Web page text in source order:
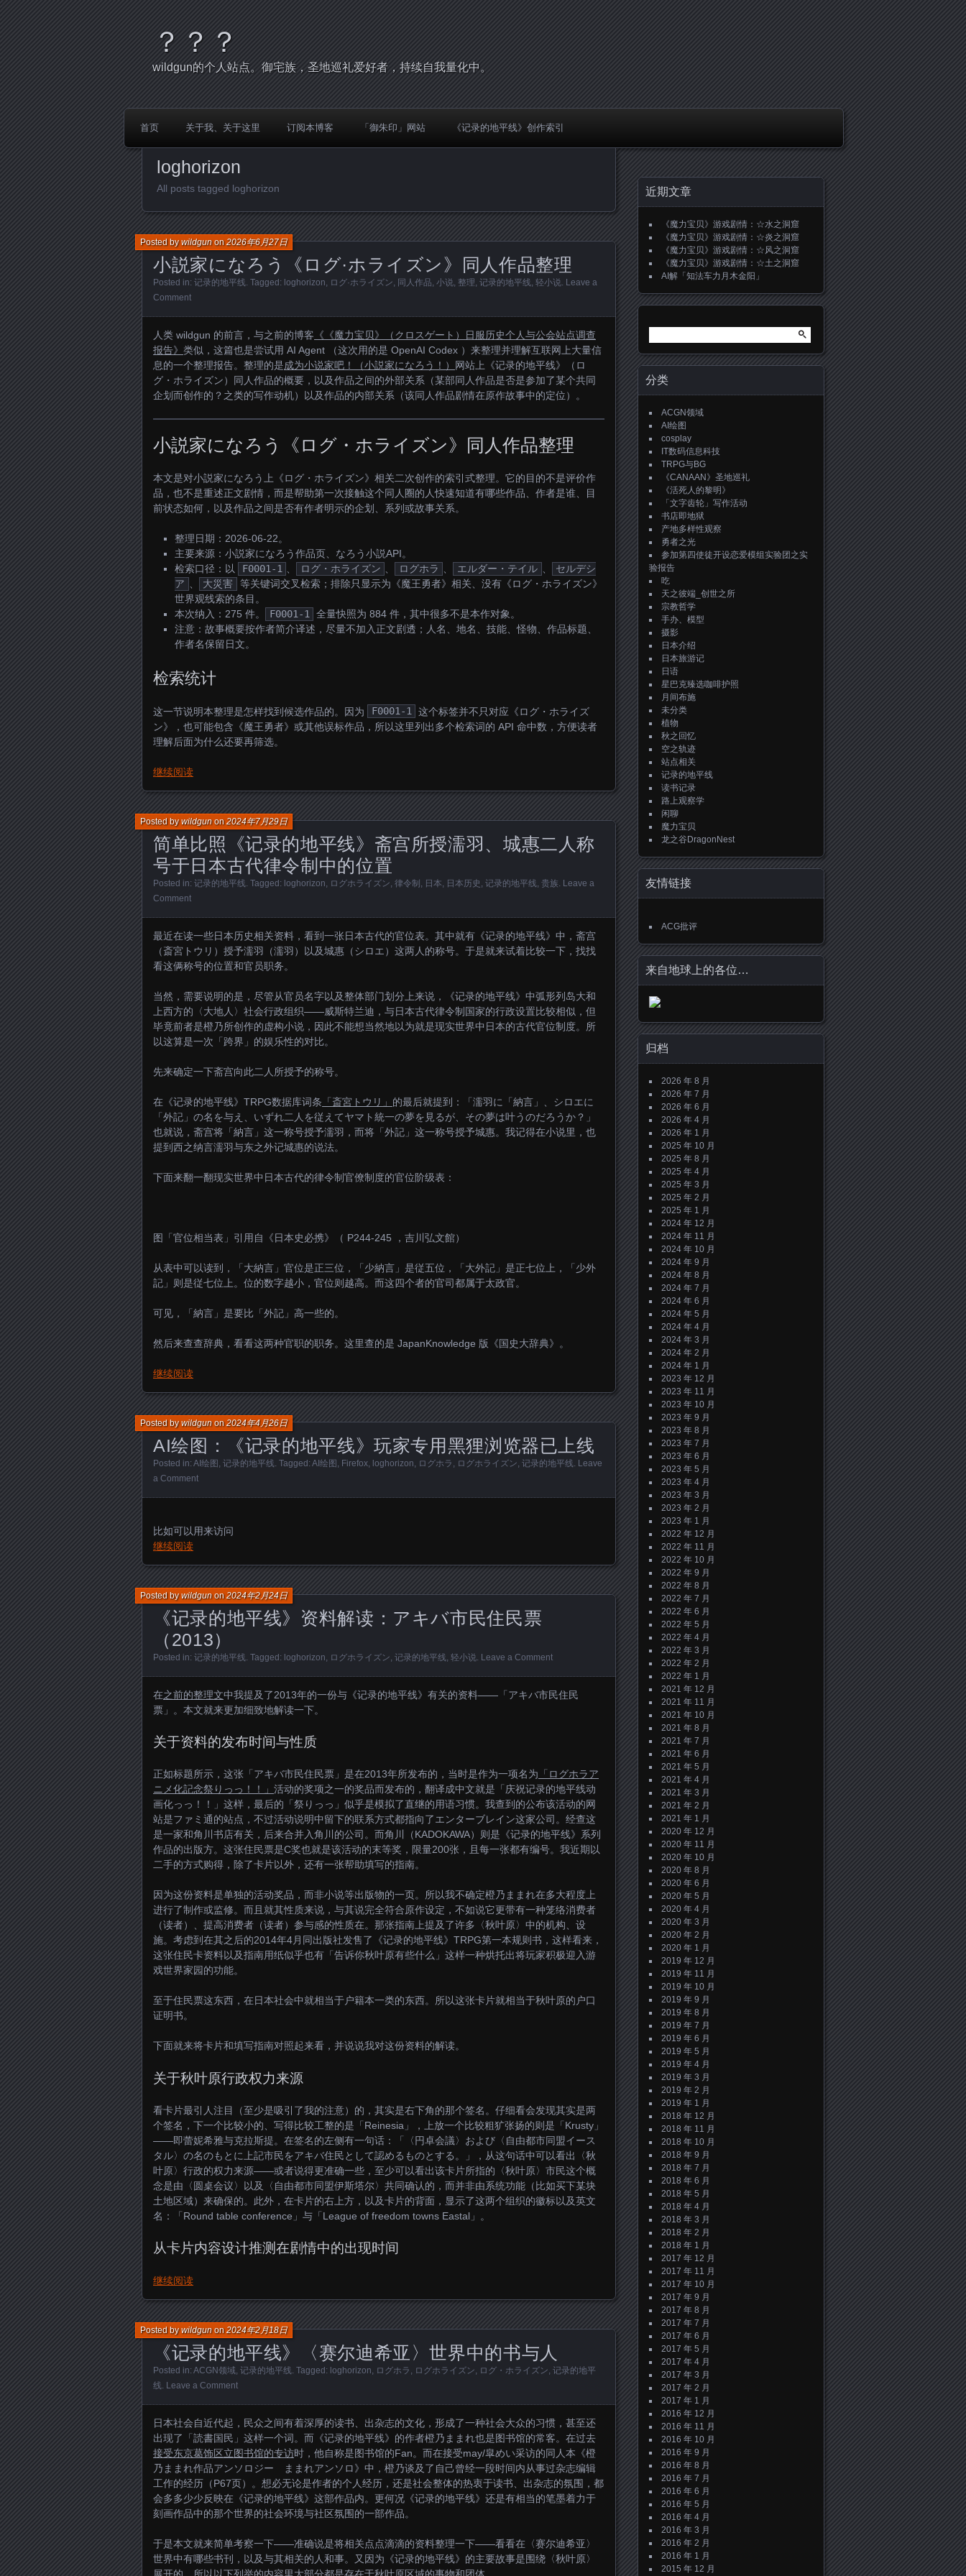
？？？
wildgun的个人站点。御宅族，圣地巡礼爱好者，持续自我量化中。
首页 关于我、关于这里 订阅本博客 「御朱印」网站 《记录的地平线》创作索引
loghorizon
All posts tagged loghorizon
小説家になろう《ログ·ホライズン》同人作品整理
Posted bywildgunon2026年6月27日
Posted in: 记录的地平线 . Tagged: loghorizon ログ·ホライズン 同人作品 小说 整理 记录的地平线 轻小说 Leave a
Comment
人类 wildgun 的前言，与之前的博客 《《魔力宝贝》（クロスゲート）日服历史个人与公会站点调查
报告》 类似，这篇也是尝试用 AI Agent （这次用的是 OpenAI Codex ）来整理并理解互联网上大量信
息的一个整理报告。整理的是成为小说家吧！（小説家になろう！）
网站上《记录的地平线》（ロ
グ・ホライズン）同人作品的概要，以及作品之间的外部关系（某部同人作品是否是参加了某个共同
企划而创作的？之类的写作动机）以及作品的内部关系（该同人作品剧情在原作故事中的定位）。
小説家になろう《ログ・ホライズン》同人作品整理
本文是对小説家になろう上《ログ・ホライズン》相关二次创作的索引式整理。它的目的不是评价作
品，也不是重述正文剧情，而是帮助第一次接触这个同人圈的人快速知道有哪些作品、作者是谁、目
前状态如何，以及作品之间是否有作者明示的企划、系列或故事关系。
整理日期：2026-06-22。
主要来源：小説家になろう作品页、なろう小説API。
检索口径：以
F0001-1 、 ログ・ホライズン 、 ログホラ 、 エルダー・テイル 、
セルデシ
ア 、 大災害
等关键词交叉检索；排除只显示为《魔王勇者》相关、没有《ログ・ホライズン》
世界观线索的条目。
本次纳入：275 件。
F0001-1 全量快照为 884 件，其中很多不是本作对象。
注意：故事概要按作者简介译述，尽量不加入正文剧透；人名、地名、技能、怪物、作品标题、
作者名保留日文。
检索统计
这一节说明本整理是怎样找到候选作品的。因为 F0001-1 这个标签并不只对应《ログ・ホライズ
ン》，也可能包含《魔王勇者》或其他误标作品，所以这里列出多个检索词的 API 命中数，方便读者
理解后面为什么还要再筛选。
继续阅读
简单比照《记录的地平线》斋宫所授濡羽、城惠二人称
号于日本古代律令制中的位置
Posted bywildgunon2024年7月29日
Posted in: 记录的地平线 . Tagged: loghorizon ログホライズン 律令制 日本 日本历史 记录的地平线 贵族 Leave a
Comment
最近在读一些日本历史相关资料，看到一张日本古代的官位表。其中就有《记录的地平线》中，斋宫
（斎宮トウリ）授予濡羽（濡羽）以及城惠（シロエ）这两人的称号。于是就来试着比较一下，找找
看这俩称号的位置和官员职务。
当然，需要说明的是，尽管从官员名字以及整体部门划分上来说，《记录的地平线》中弧形列岛大和
上西方的〈大地人〉社会行政组织——威斯特兰迪，与日本古代律令制国家的行政设置比较相似，但
毕竟前者是橙乃所创作的虚构小说，因此不能想当然地以为就是现实世界中日本的古代官位制度。所
以这算是一次「跨界」的娱乐性的对比。
先来确定一下斋宫向此二人所授予的称号。
在《记录的地平线》TRPG数据库词条 「斎宮トウリ」 的最后就提到：「濡羽に「納言」、シロエに
「外記」の名を与え、いずれ二人を従えてヤマト統一の夢を見るが、その夢は叶うのだろうか？」
也就说，斋宫将「納言」这一称号授予濡羽，而将「外記」这一称号授予城惠。我记得在小说里，也
提到西之纳言濡羽与东之外记城惠的说法。
下面来翻一翻现实世界中日本古代的律令制官僚制度的官位阶级表：
图「官位相当表」引用自《日本史必携》（ P244-245 ，吉川弘文館）
从表中可以读到，「大納言」官位是正三位，「少納言」是従五位，「大外記」是正七位上，「少外
記」则是従七位上。位的数字越小，官位则越高。而这四个者的官司都属于太政官。
可见，「納言」是要比「外記」高一些的。
然后来查查辞典，看看这两种官职的职务。这里查的是 JapanKnowledge 版《国史大辞典》。
继续阅读
AI绘图：《记录的地平线》玩家专用黑狸浏览器已上线
Posted bywildgunon2024年4月26日
Posted in: AI绘图 记录的地平线 . Tagged: AI绘图 Firefox loghorizon ログホラ ログホライズン 记录的地平线 Leave
a Comment
比如可以用来访问
继续阅读
《记录的地平线》资料解读：アキバ市民住民票
（2013）
Posted bywildgunon2024年2月24日
Posted in: 记录的地平线 . Tagged: loghorizon ログホライズン 记录的地平线 轻小说 Leave a Comment
在之前的整理文中我提及了2013年的一份与《记录的地平线》有关的资料——「アキバ市民住民
票」。本文就来更加细致地解读一下。
关于资料的发布时间与性质
正如标题所示，这张「アキバ市民住民票」是在2013年所发布的，当时是作为一项名为 「ログホラア
ニメ化記念祭りっっ！！」 活动的奖项之一的奖品而发布的，翻译成中文就是「庆祝记录的地平线动
画化っっ！！」这样，最后的「祭りっっ」似乎是模拟了直继的用语习惯。我查到的公布该活动的网
站是ファミ通的站点，不过活动说明中留下的联系方式都指向了エンターブレイン这家公司。经查这
是一家和角川书店有关，后来合并入角川的公司。而角川（KADOKAWA）则是《记录的地平线》系列
作品的出版方。这张住民票是C奖也就是该活动的末等奖，限量200张，且每一张都有编号。我近期以
二手的方式购得，除了卡片以外，还有一张帮助填写的指南。
因为这份资料是单独的活动奖品，而非小说等出版物的一页。所以我不确定橙乃ままれ在多大程度上
进行了制作或监修。而且就其性质来说，与其说完全符合原作设定，不如说它更带有一种笼络消费者
（读者）、提高消费者（读者）参与感的性质在。那张指南上提及了许多〈秋叶原〉中的机构、设
施。考虑到在其之后的2014年4月同出版社发售了《记录的地平线》TRPG第一本规则书，这样看来，
这张住民卡资料以及指南用纸似乎也有「告诉你秋叶原有些什么」这样一种烘托出将玩家积极迎入游
戏世界家园的功能。
至于住民票这东西，在日本社会中就相当于户籍本一类的东西。所以这张卡片就相当于秋叶原的户口
证明书。
下面就来将卡片和填写指南对照起来看，并说说我对这份资料的解读。
关于秋叶原行政权力来源
看卡片最引人注目（至少是吸引了我的注意）的，其实是右下角的那个签名。仔细看会发现其实是两
个签名，下一个比较小的、写得比较工整的是「Reinesia」，上放一个比较粗犷张扬的则是「Krusty」
——即蕾妮希雅与克拉斯提。在签名的左侧有一句话：「〈円卓会議〉および〈自由都市同盟イース
タル〉の名のもとに上記市民をアキバ住民として認めるものとする。」，从这句话中可以看出〈秋
叶原〉行政的权力来源——或者说得更准确一些，至少可以看出该卡片所指的〈秋叶原〉市民这个概
念是由〈圆桌会议〉以及〈自由都市同盟伊斯塔尔〉共同确认的，而并非由系统功能（比如买下某块
土地区域）来确保的。此外，在卡片的右上方，以及卡片的背面，显示了这两个组织的徽标以及英文
名：「Round table conference」与「League of freedom towns Eastal」。
从卡片内容设计推测在剧情中的出现时间
继续阅读
《记录的地平线》〈赛尔迪希亚〉世界中的书与人
Posted bywildgunon2024年2月18日
Posted in: ACGN领域 记录的地平线 . Tagged: loghorizon ログホラ ログホライズン ログ・ホライズン 记录的地平
线 Leave a Comment
日本社会自近代起，民众之间有着深厚的读书、出杂志的文化，形成了一种社会大众的习惯，甚至还
出现了「読書国民」这样一个词。而《记录的地平线》的作者橙乃ままれ也是图书馆的常客。在过去
接受东京葛饰区立图书馆的专访时，他自称是图书馆的Fan。而在接受may/皐めい采访的同人本《橙
乃ままれ作品アンソロジー ままれアンソロ》中，橙乃谈及了自己曾经一段时间内从事过杂志编辑
工作的经历（P67页）。想必无论是作者的个人经历，还是社会整体的热衷于读书、出杂志的氛围，都
会多多少少反映在《记录的地平线》这部作品内。更何况《记录的地平线》还是有相当的笔墨着力于
刻画作品中的那个世界的社会环境与社区氛围的一部作品。
于是本文就来简单考察一下——准确说是将相关点点滴滴的资料整理一下——看看在〈赛尔迪希亚〉
世界中有哪些书刊，以及与其相关的人和事。又因为《记录的地平线》的主要故事是围绕〈秋叶原〉
展开的，所以以下列举的内容里大部分都是存在于秋叶原区域的事物和团体。
近期文章
《魔力宝贝》游戏剧情：☆水之洞窟
《魔力宝贝》游戏剧情：☆炎之洞窟
《魔力宝贝》游戏剧情：☆风之洞窟
《魔力宝贝》游戏剧情：☆土之洞窟
AI解「知法车力月木金阳」
索：
分类
ACGN领域
AI绘图
cosplay
IT数码信息科技
TRPG与BG
《CANAAN》圣地巡礼
《活死人的黎明》
「文字齿轮」写作活动
书店即地狱
产地多样性观察
勇者之光
参加第四使徒开设恋爱模组实验团之实
验报告
吃
天之彼端_创世之所
宗教哲学
手办、模型
摄影
日本介绍
日本旅游记
日语
星巴克臻选咖啡护照
月间布施
未分类
植物
秋之回忆
空之轨迹
站点相关
记录的地平线
读书记录
路上观察学
闲聊
魔力宝贝
龙之谷DragonNest
友情链接
ACG批评
来自地球上的各位…
归档
2026 年 8 月
2026 年 7 月
2026 年 6 月
2026 年 4 月
2026 年 1 月
2025 年 10 月
2025 年 8 月
2025 年 4 月
2025 年 3 月
2025 年 2 月
2025 年 1 月
2024 年 12 月
2024 年 11 月
2024 年 10 月
2024 年 9 月
2024 年 8 月
2024 年 7 月
2024 年 6 月
2024 年 5 月
2024 年 4 月
2024 年 3 月
2024 年 2 月
2024 年 1 月
2023 年 12 月
2023 年 11 月
2023 年 10 月
2023 年 9 月
2023 年 8 月
2023 年 7 月
2023 年 6 月
2023 年 5 月
2023 年 4 月
2023 年 3 月
2023 年 2 月
2023 年 1 月
2022 年 12 月
2022 年 11 月
2022 年 10 月
2022 年 9 月
2022 年 8 月
2022 年 7 月
2022 年 6 月
2022 年 5 月
2022 年 4 月
2022 年 3 月
2022 年 2 月
2022 年 1 月
2021 年 12 月
2021 年 11 月
2021 年 10 月
2021 年 8 月
2021 年 7 月
2021 年 6 月
2021 年 5 月
2021 年 4 月
2021 年 3 月
2021 年 2 月
2021 年 1 月
2020 年 12 月
2020 年 11 月
2020 年 10 月
2020 年 8 月
2020 年 6 月
2020 年 5 月
2020 年 4 月
2020 年 3 月
2020 年 2 月
2020 年 1 月
2019 年 12 月
2019 年 11 月
2019 年 10 月
2019 年 9 月
2019 年 8 月
2019 年 7 月
2019 年 6 月
2019 年 5 月
2019 年 4 月
2019 年 3 月
2019 年 2 月
2019 年 1 月
2018 年 12 月
2018 年 11 月
2018 年 10 月
2018 年 9 月
2018 年 7 月
2018 年 6 月
2018 年 5 月
2018 年 4 月
2018 年 3 月
2018 年 2 月
2018 年 1 月
2017 年 12 月
2017 年 11 月
2017 年 10 月
2017 年 9 月
2017 年 8 月
2017 年 7 月
2017 年 6 月
2017 年 5 月
2017 年 4 月
2017 年 3 月
2017 年 2 月
2017 年 1 月
2016 年 12 月
2016 年 11 月
2016 年 10 月
2016 年 9 月
2016 年 8 月
2016 年 7 月
2016 年 6 月
2016 年 5 月
2016 年 4 月
2016 年 3 月
2016 年 2 月
2016 年 1 月
2015 年 12 月